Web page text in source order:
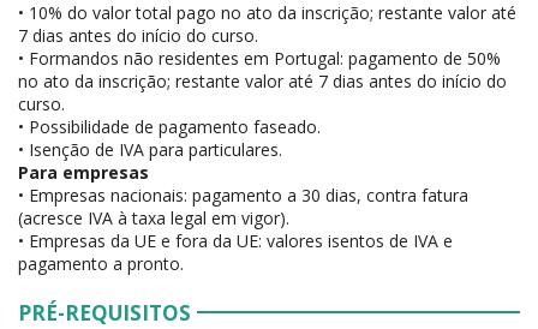
• 10% do valor total pago no ato da inscrição; restante valor até
7 dias antes do início do curso.
• Formandos não residentes em Portugal: pagamento de 50%
no ato da inscrição; restante valor até 7 dias antes do início do
curso.
• Possibilidade de pagamento faseado.
• Isenção de IVA para particulares.
Para empresas
• Empresas nacionais: pagamento a 30 dias, contra fatura
(acresce IVA à taxa legal em vigor).
• Empresas da UE e fora da UE: valores isentos de IVA e
pagamento a pronto.
PRÉ-REQUISITOS